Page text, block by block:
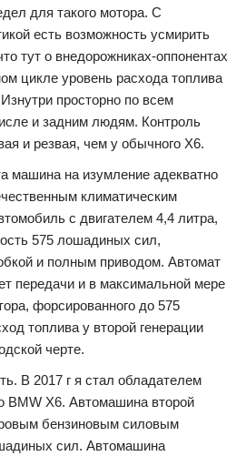
для такого мотора. С
есть возможность усмирить
тут о внедорожниках-оппонентах
цикле уровень расхода топлива
просторно по всем
и задним людям. Контроль
и резвая, чем у обычного X6.
машина на изумление адекватно
климатическим
с двигателем 4,4 литра,
575 лошадиных сил,
и полным приводом. Автомат
передачи и в максимальной мере
форсированного до 575
топлива у второй генерации
черте.
В 2017 г я стал обладателем
BMW X6. Автомашина второй
бензиновым силовым
сил. Автомашина